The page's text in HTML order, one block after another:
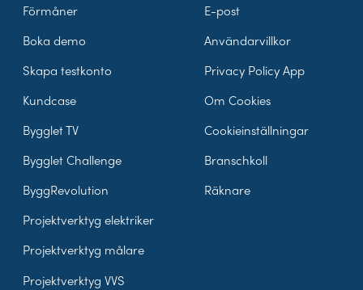
Förmåner
Boka demo
Skapa testkonto
Kundcase
Bygglet TV
Bygglet Challenge
ByggRevolution
Projektverktyg elektriker
Projektverktyg målare
Projektverktyg VVS
E-post
Användarvillkor
Privacy Policy App
Om Cookies
Cookieinställningar
Branschkoll
Räknare